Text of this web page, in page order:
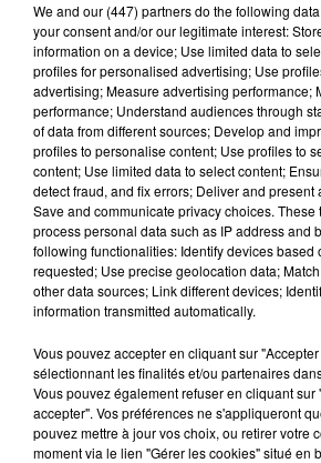
Lecture (2 min 22 sec)
100%
100% Radio les infos des Hautes-
3 juin 2024 - 2 min 22 sec
LES INFOS DES HAUTES-
03/06/2024 À 14H00
We and our (447) partnersdo the following
your consent and/or our legitimate interest:
information on a device; Use limited data to
profiles for personalised advertising; Use
advertising; Measure advertising performance;
performance; Understand audiences through
of data from different sources; Develop and
profiles to personalise content; Use profiles to
content; Use limited data to select content;
detect fraud, and fix errors; Deliver and
Save and communicate privacy choices.
process personal data such as IP address and
following functionalities: Identify devices based
requested; Use precise geolocation data;
other data sources; Link different devices;
information transmitted automatically.
Vous pouvez accepter en cliquant sur
sélectionnant les finalités et/ou partenaires
Vous pouvez également refuser en cliquant sur
accepter". Vos préférences ne s'appliqueront
pouvez mettre à jour vos choix, ou retirer votre
moment via le lien "Gérer les cookies" situé en